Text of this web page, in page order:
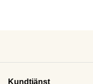
Kundtjänst